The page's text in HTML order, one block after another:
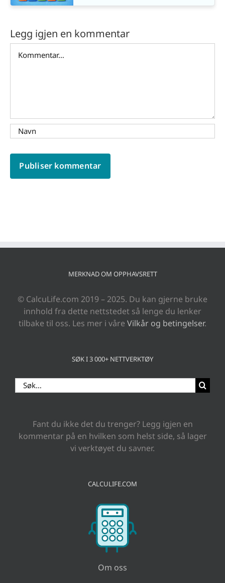
Legg igjen en kommentar
MERKNAD OM OPPHAVSRETT
© CalcuLife.com 2019 – 2025. Du kan gjerne bruke
innhold fra dette nettstedet så lenge du lenker
tilbake til oss. Les mer i våre Vilkår og betingelser.
SØK I 3 000+ NETTVERKTØY
Search
for:
Fant du ikke det du trenger? Legg igjen en
kommentar på en hvilken som helst side, så lager
vi verktøyet du savner.
CALCULIFE.COM
Om oss